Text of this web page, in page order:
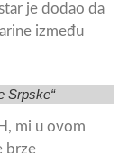
je dodao da
između
Srpske“
mi u ovom
brze